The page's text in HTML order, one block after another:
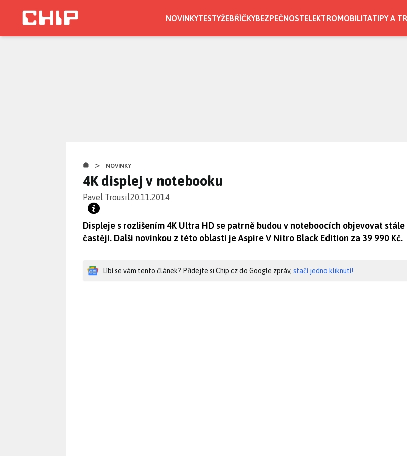
NOVINKYTESTYŽEBŘÍČKYBEZPEČNOSTELEKTROMOBILITATIPY A
> NOVINKY
4K displej v notebooku
Pavel Trousil20.11.2014
Displeje s rozlišením 4K Ultra HD se patrně budou v noteboocích objevovat stále
častěji. Další novinkou z této oblasti je Aspire V Nitro Black Edition za 39 990 Kč.
Líbí se vám tento článek? Přidejte si Chip.cz do Google zpráv, stačí jedno kliknutí!